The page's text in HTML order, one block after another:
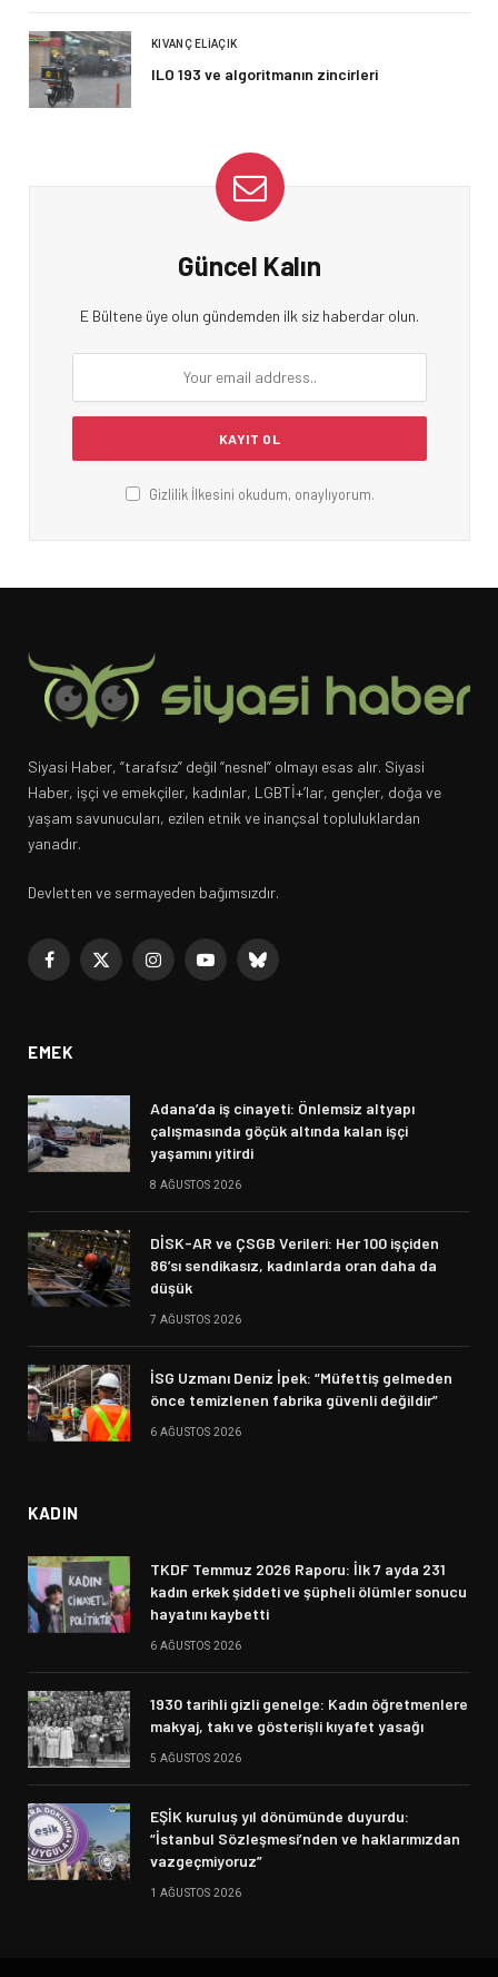
KIVANÇ ELIAÇIK
ILO 193 ve algoritmanın zincirleri
Güncel Kalın
E Bültene üye olun gündemden ilk siz haberdar olun.
Gizlilik İlkesini okudum, onaylıyorum.
Siyasi Haber, “tarafsız” değil “nesnel” olmayı esas alır. Siyasi
Haber, işçi ve emekçiler, kadınlar, LGBTİ+’lar, gençler, doğa ve
yaşam savunucuları, ezilen etnik ve inançsal topluluklardan
yanadır.
Devletten ve sermayeden bağımsızdır.
Facebook
X
InstagramYouTubeBluesky
EMEK
Adana’da iş cinayeti: Önlemsiz altyapı
çalışmasında göçük altında kalan işçi
yaşamını yitirdi
8 AĞUSTOS 2026
DİSK-AR ve ÇSGB Verileri: Her 100 işçiden
86’sı sendikasız, kadınlarda oran daha da
düşük
7 AĞUSTOS 2026
İSG Uzmanı Deniz İpek: “Müfettiş gelmeden
önce temizlenen fabrika güvenli değildir”
6 AĞUSTOS 2026
KADIN
TKDF Temmuz 2026 Raporu: İlk 7 ayda 231
kadın erkek şiddeti ve şüpheli ölümler sonucu
hayatını kaybetti
6 AĞUSTOS 2026
1930 tarihli gizli genelge: Kadın öğretmenlere
makyaj, takı ve gösterişli kıyafet yasağı
5 AĞUSTOS 2026
EŞİK kuruluş yıl dönümünde duyurdu:
“İstanbul Sözleşmesi’nden ve haklarımızdan
vazgeçmiyoruz”
1 AĞUSTOS 2026